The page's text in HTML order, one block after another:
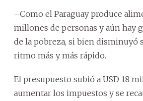
–Como el Paraguay produce
millones de personas y aún hay
de la pobreza, si bien disminuyó
ritmo más y más rápido.
El presupuesto subió a USD 18
aumentar los impuestos y se